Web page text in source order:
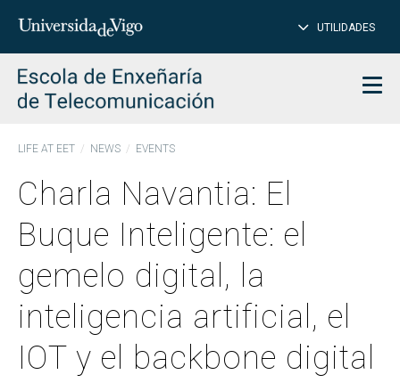
Insert
to
search
UTILIDADES
LIFE AT EET NEWS EVENTS
Charla Navantia: El
Buque Inteligente: el
gemelo digital, la
inteligencia artificial, el
IOT y el backbone digital